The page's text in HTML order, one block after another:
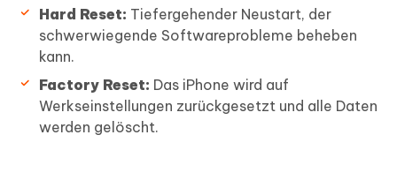
Hard Reset: Tiefergehender Neustart, der
schwerwiegende Softwareprobleme beheben
kann.
Factory Reset: Das iPhone wird auf
Werkseinstellungen zurückgesetzt und alle Daten
werden gelöscht.